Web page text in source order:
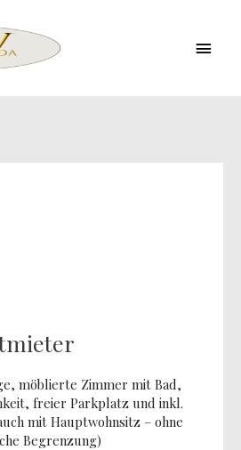
möblierte Zimmer mit Bad,
freier Parkplatz und inkl.
mit Hauptwohnsitz – ohne
Begrenzung)